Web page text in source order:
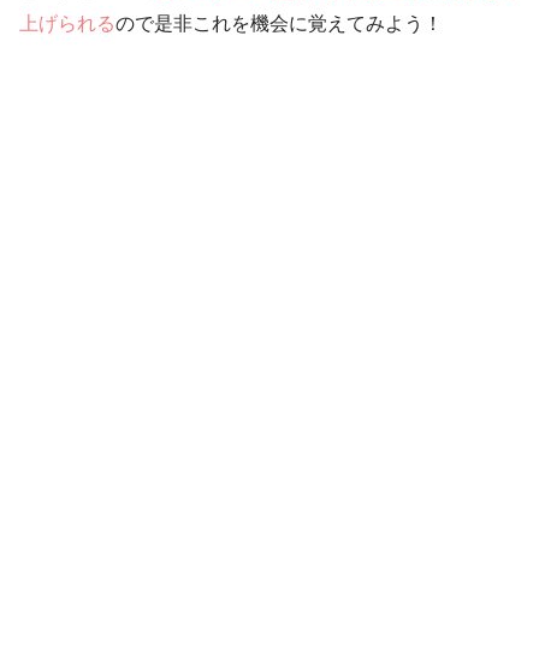
上げられるので是非これを機会に覚えてみよう！